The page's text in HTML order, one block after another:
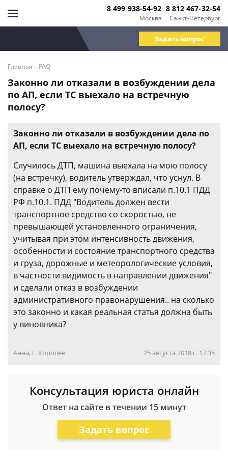
Москва
8 499 938-54-92
Санкт-Петербург
8 812 467-32-54
Задать вопрос
Главная - FAQ
Законно ли отказали в возбуждении дела
по АП, если ТС выехало на встречную
полосу?
Законно ли отказали в возбуждении дела по
АП, если ТС выехало на встречную полосу?
Случилось ДТП, машина выехала на мою полосу
(на встречку), водитель утверждал, что уснул. В
справке о ДТП ему почему-то вписали п.10.1 ПДД
РФ п.10.1. ПДД "Водитель должен вести
транспортное средство со скоростью, не
превышающей установленного ограничения,
учитывая при этом интенсивность движения,
особенности и состояние транспортного средства
и груза, дорожные и метеорологические условия,
в частности видимость в направлении движения"
и сделали отказ в возбуждении
административного правонарушения.. на сколько
это законно и какая реальная статья должна быть
у виновника?
Анна, г. Королев 25 августа 2018 г. 17:35
Консультация юриста онлайн
Ответ на сайте в течении 15 минут
Задать вопрос